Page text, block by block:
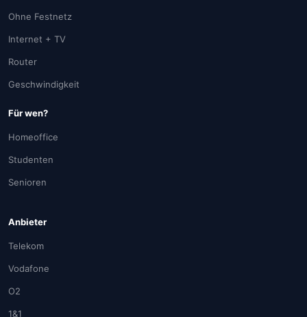
Ohne Festnetz
Internet + TV
Router
Geschwindigkeit
Für wen?
Homeoffice
Studenten
Senioren
Anbieter
Telekom
Vodafone
O2
1&1